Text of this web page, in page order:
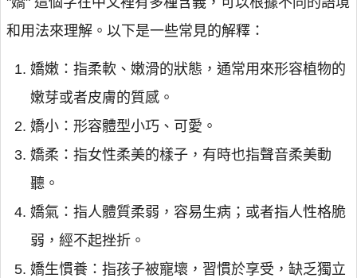
和用法來理解。以下是一些常見的解釋：
嬌嫩：指柔軟、嫩滑的狀態，通常用來形容植物的
嫩芽或者皮膚的質感。
嬌小：形容體型小巧、可愛。
嬌柔：指女性柔美的樣子，有時也指聲音柔美動
聽。
嬌氣：指人體質柔弱，容易生病；或者指人性格脆
弱，經不起挫折。
嬌生慣養：指孩子被寵壞，習慣於享受，缺乏獨立